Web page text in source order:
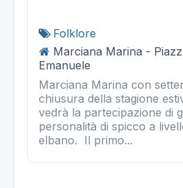
Folklore
Marciana Marina -
Emanuele
Marciana Marina con
chiusura della stagione
vedrà la partecipazione di
personalità di spicco a
elbano. Il primo...